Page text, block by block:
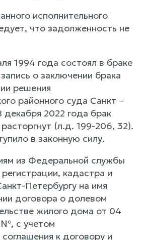
исполнительного
что задолженность не
1994 года состоял в браке
о заключении брака
решения
районного суда Санкт –
декабря 2022 года брак
(л.д. 199-206, 32).
в законную силу.
из Федеральной службы
кадастра и
Петербургу на имя
договора о долевом
жилого дома от 04
с учетом
к договору и